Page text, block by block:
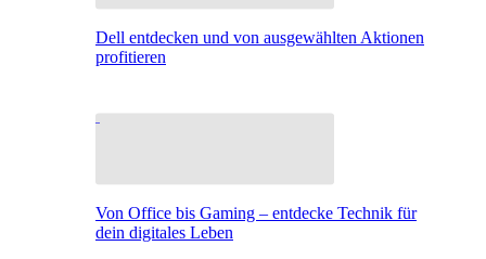
Dell entdecken und von ausgewählten Aktionen
profitieren
Von Office bis Gaming – entdecke Technik für
dein digitales Leben